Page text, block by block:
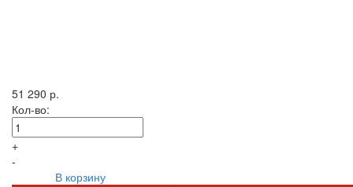
51 290 р.
Кол-во:
+
-
В корзину